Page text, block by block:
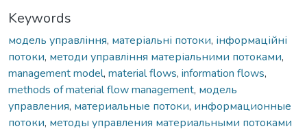
Keywords
модель управління, матеріальні потоки, інформаційні
потоки, методи управління матеріальними потоками,
management model, material flows, information flows,
methods of material flow management, модель
управления, материальные потоки, информационные
потоки, методы управления материальными потоками